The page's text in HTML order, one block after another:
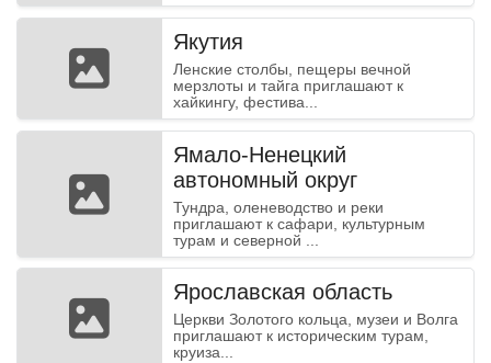
Якутия
Ленские столбы, пещеры вечной
мерзлоты и тайга приглашают к
хайкингу, фестива...
Ямало-Ненецкий
автономный округ
Тундра, оленеводство и реки
приглашают к сафари, культурным
турам и северной ...
Ярославская область
Церкви Золотого кольца, музеи и Волга
приглашают к историческим турам,
круиза...